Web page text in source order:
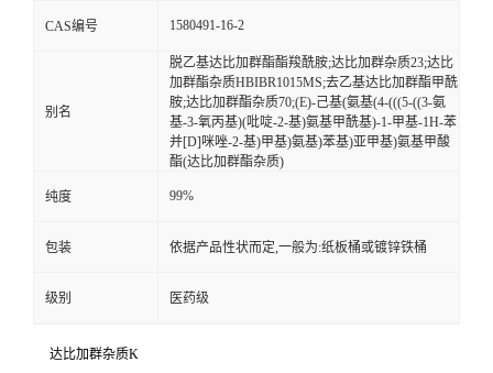
CAS编号 1580491-16-2
别名
脱乙基达比加群酯酯羧酰胺;达比加群杂质23;达比
加群酯杂质HBIBR1015MS;去乙基达比加群酯甲酰
胺;达比加群酯杂质70;(E)-己基(氨基(4-(((5-((3-氨
基-3-氧丙基)(吡啶-2-基)氨基甲酰基)-1-甲基-1H-苯
并[D]咪唑-2-基)甲基)氨基)苯基)亚甲基)氨基甲酸
酯(达比加群酯杂质)
纯度 99%
包装 依据产品性状而定,一般为:纸板桶或镀锌铁桶
级别 医药级
达比加群杂质K